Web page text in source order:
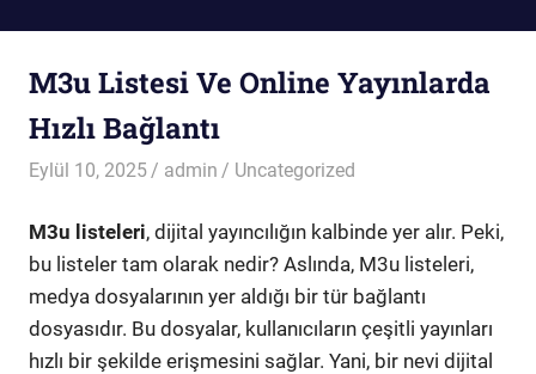
M3u Listesi Ve Online Yayınlarda
Hızlı Bağlantı
Eylül 10, 2025 admin Uncategorized
M3u listeleri, dijital yayıncılığın kalbinde yer alır. Peki,
bu listeler tam olarak nedir? Aslında, M3u listeleri,
medya dosyalarının yer aldığı bir tür bağlantı
dosyasıdır. Bu dosyalar, kullanıcıların çeşitli yayınları
hızlı bir şekilde erişmesini sağlar. Yani, bir nevi dijital